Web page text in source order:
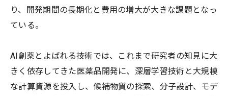
り、開発期間の長期化と費用の増大が大きな課題となっ
ている。
AI創薬とよばれる技術では、これまで研究者の知見に大
きく依存してきた医薬品開発に、深層学習技術と大規模
な計算資源を投入し、候補物質の探索、分子設計、モデ